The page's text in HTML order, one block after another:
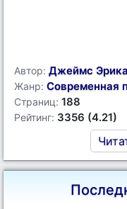
Автор: Джеймс
Жанр: Современная
Страниц: 188
Рейтинг: 3356 (4.21)